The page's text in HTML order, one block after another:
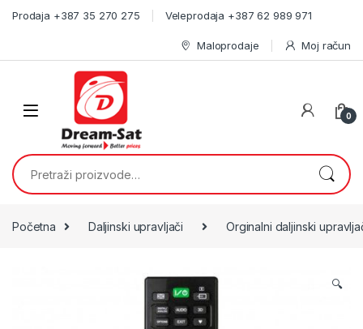
Prodaja +387 35 270 275 Veleprodaja +387 62 989 971
Maloprodaje Moj račun
0
Pretraži:
Početna Daljinski upravljači Orginalni daljinski
🔍